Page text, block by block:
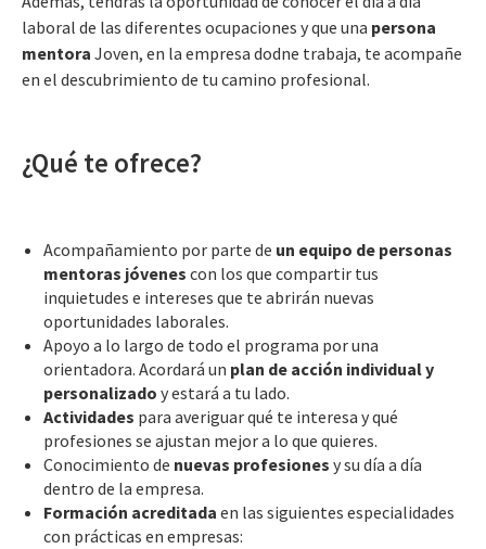
laboral de las diferentes ocupaciones y que una persona
mentora Joven, en la empresa dodne trabaja, te acompañe
en el descubrimiento de tu camino profesional.
¿Qué te ofrece?
Acompañamiento por parte de un equipo de personas
mentoras jóvenes con los que compartir tus
inquietudes e intereses que te abrirán nuevas
oportunidades laborales.
Apoyo a lo largo de todo el programa por una
orientadora. Acordará un plan de acción individual y
personalizado y estará a tu lado.
Actividades para averiguar qué te interesa y qué
profesiones se ajustan mejor a lo que quieres.
Conocimiento de nuevas profesiones y su día a día
dentro de la empresa.
Formación acreditada en las siguientes especialidades
con prácticas en empresas: